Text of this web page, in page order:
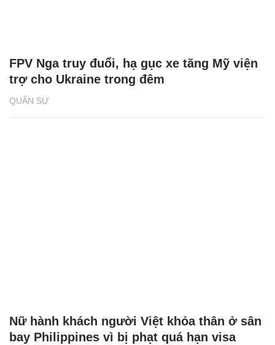
QUÂN SỰ
FPV Nga truy đuổi, hạ gục xe tăng Mỹ viện
trợ cho Ukraine trong đêm
Nữ hành khách người Việt khỏa thân ở sân
bay Philippines vì bị phạt quá hạn visa